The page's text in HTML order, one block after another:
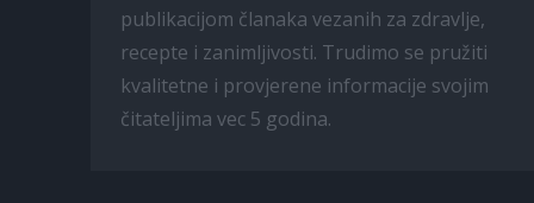
publikacijom članaka vezanih za zdravlje,
recepte i zanimljivosti. Trudimo se pružiti
kvalitetne i provjerene informacije svojim
čitateljima vec 5 godina.